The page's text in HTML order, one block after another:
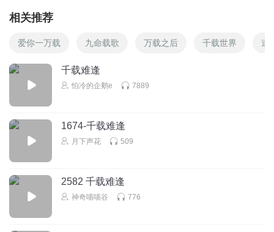
相关推荐
爱你一万载 九命载歌 万载之后 千载世界 道
千载难逢
怕冷的企鹅e 7889
1674-千载难逢
月下声花 509
2582 千载难逢
神奇喵喵谷 776